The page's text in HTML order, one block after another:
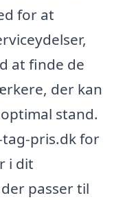
for at
at finde de
der kan
stand.
pris.dk for
i dit
passer til